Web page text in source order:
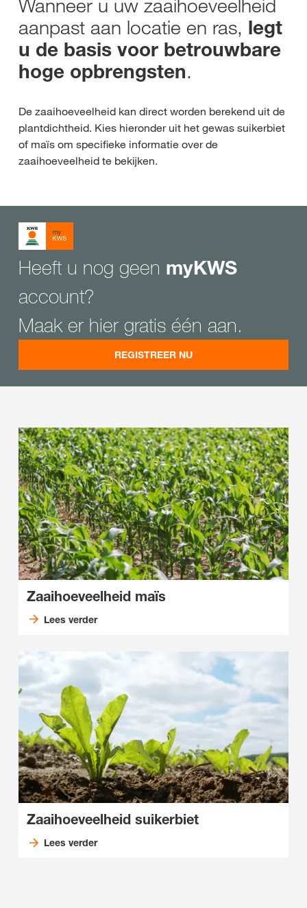
Wanneer u uw zaaihoeveelheid
aanpast aan locatie en ras, legt
u de basis voor betrouwbare
hoge opbrengsten.
De zaaihoeveelheid kan direct worden berekend uit de
plantdichtheid. Kies hieronder uit het gewas suikerbiet
of maïs om specifieke informatie over de
zaaihoeveelheid te bekijken.
Heeft u nog geen myKWS
account?
Maak er hier gratis één aan.
REGISTREER NU
Zaaihoeveelheid maïs
Lees verder
Zaaihoeveelheid suikerbiet
Lees verder